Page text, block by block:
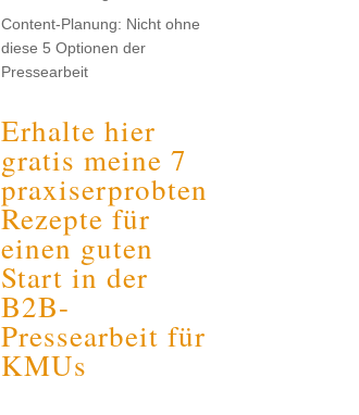
Content-Planung: Nicht ohne
diese 5 Optionen der
Pressearbeit
Erhalte hier
gratis meine 7
praxiserprobten
Rezepte für
einen guten
Start in der
B2B-
Pressearbeit für
KMUs